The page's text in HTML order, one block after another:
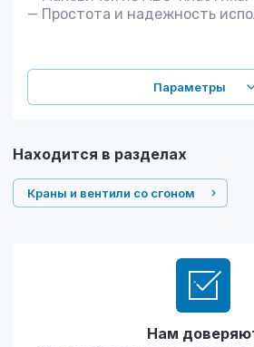
— Простота и надежность
Параметры
Находится в разделах
Краны и вентили со сгоном
Нам